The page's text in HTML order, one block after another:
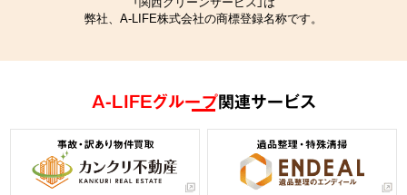
弊社、A-LIFE株式会社の商標登録名称です。
A-LIFEグループ関連サービス